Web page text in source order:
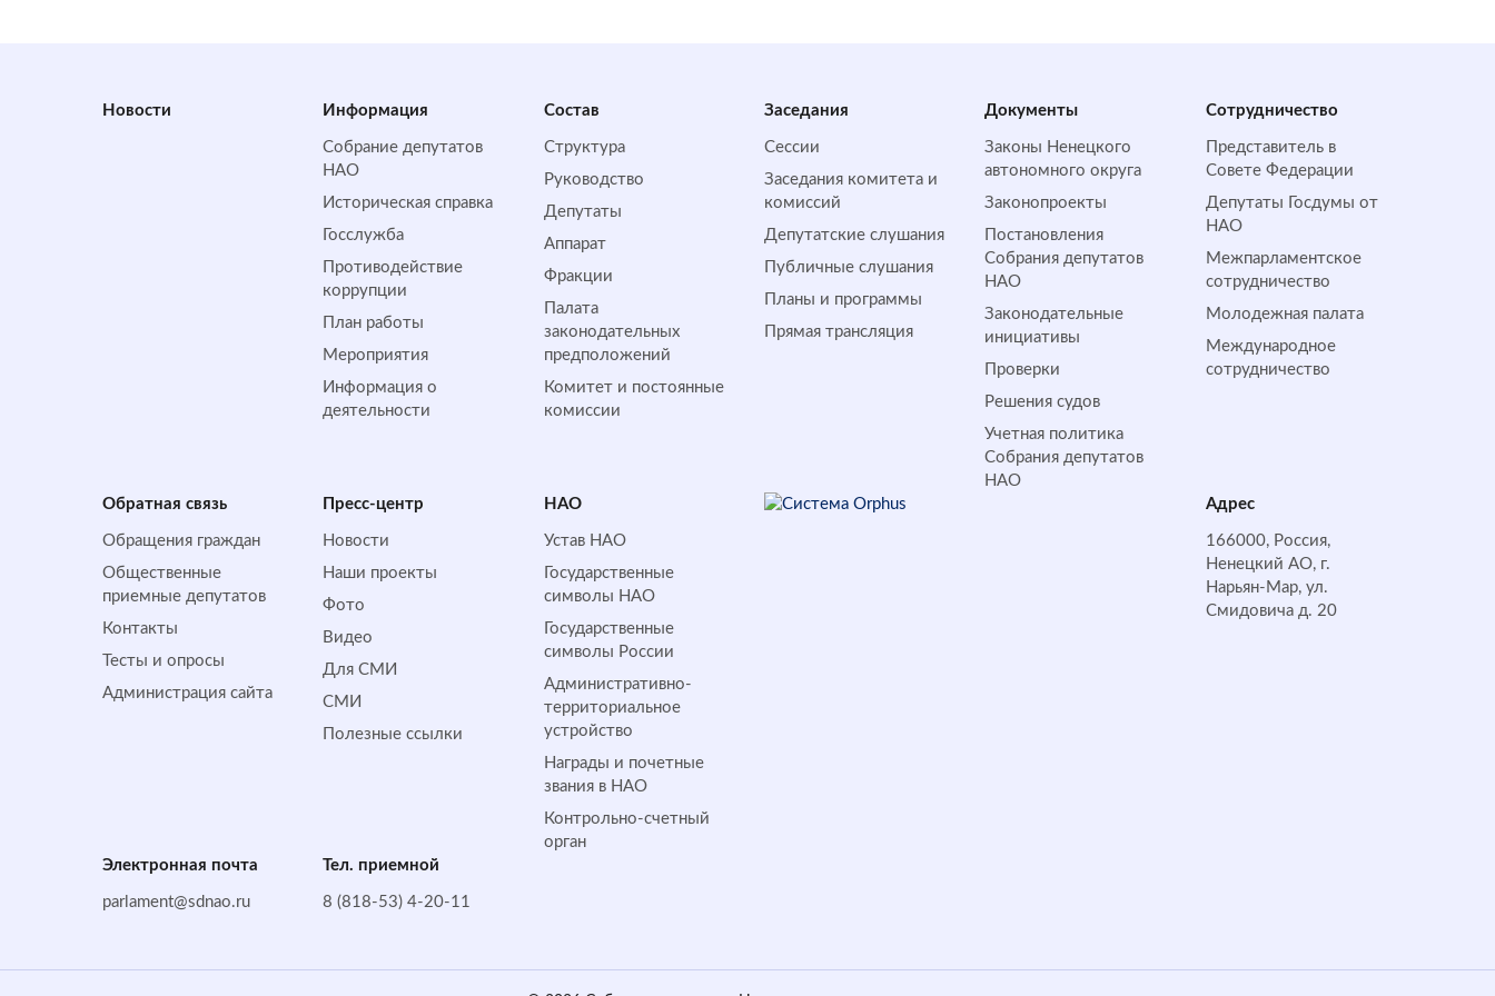
Новости Информация
Собрание депутатов
НАО
Историческая справка
Госслужба
Противодействие
коррупции
План работы
Мероприятия
Информация о
деятельности
Состав
Структура
Руководство
Депутаты
Аппарат
Фракции
Палата
законодательных
предположений
Комитет и постоянные
комиссии
Заседания
Сессии
Заседания комитета и
комиссий
Депутатские слушания
Публичные слушания
Планы и программы
Прямая трансляция
Документы
Законы Ненецкого
автономного округа
Законопроекты
Постановления
Собрания депутатов
НАО
Законодательные
инициативы
Проверки
Решения судов
Учетная политика
Собрания депутатов
НАО
Сотрудничество
Представитель в
Совете Федерации
Депутаты Госдумы от
НАО
Межпарламентское
сотрудничество
Молодежная палата
Международное
сотрудничество
Обратная cвязь
Обращения граждан
Общественные
приемные депутатов
Контакты
Тесты и опросы
Администрация сайта
Пресс-центр
Новости
Наши проекты
Фото
Видео
Для СМИ
СМИ
Полезные ссылки
НАО
Устав НАО
Государственные
символы НАО
Государственные
символы России
Административно-
территориальное
устройство
Награды и почетные
звания в НАО
Контрольно-счетный
орган
Адрес
166000, Россия,
Ненецкий АО, г.
Нарьян-Мар, ул.
Смидовича д. 20
Электронная почта
parlament@sdnao.ru
Тел. приемной
8 (818-53) 4-20-11